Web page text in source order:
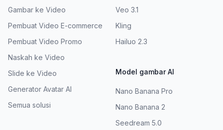
Gambar ke Video
Pembuat Video E-commerce
Pembuat Video Promo
Naskah ke Video
Slide ke Video
Generator Avatar AI
Semua solusi
Veo 3.1
Kling
Hailuo 2.3
Model gambar AI
Nano Banana Pro
Nano Banana 2
Seedream 5.0